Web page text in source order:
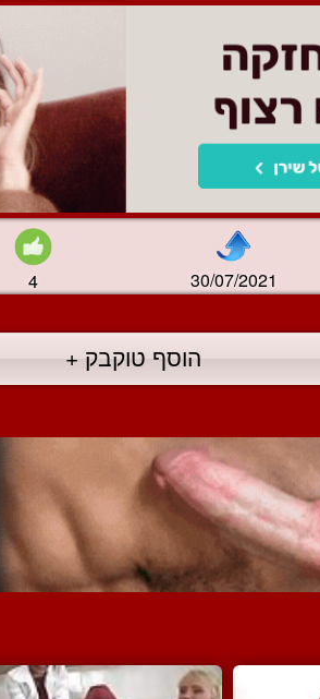
4 30/07/2021
הוסף טוקבק +